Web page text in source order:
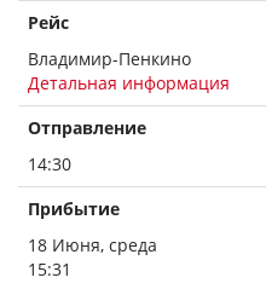
Рейс
Владимир-Пенкино
Детальная информация
Отправление
14:30
Прибытие
18 Июня, среда
15:31